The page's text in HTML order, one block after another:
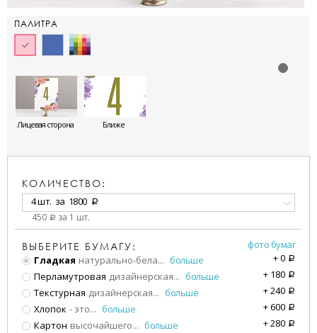
ПАЛИТРА
Лицевая сторона Ближе
КОЛИЧЕСТВО:
4 шт. за 1800 a
450 a за 1 шт.
ВЫБЕРИТЕ БУМАГУ:
фото бумаг
Гладкая натурально-бела... больше +0 a
Перламутровая дизайнерская... больше + 180 a
Текстурная дизайнерская... больше +240 a
Хлопок - это... больше +600 a
Картон высочайшего... больше +280 a